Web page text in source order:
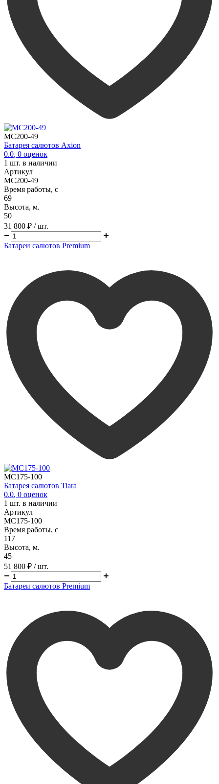
MC200-49
Батарея салютов Axion
0.0, 0 оценок
1 шт. в наличии
Артикул
MC200-49
Время работы, с
69
Высота, м.
50
31 800 ₽ / шт.
Батареи салютов Premium
MC175-100
Батарея салютов Tiara
0.0, 0 оценок
1 шт. в наличии
Артикул
MC175-100
Время работы, с
117
Высота, м.
45
51 800 ₽ / шт.
Батареи салютов Premium